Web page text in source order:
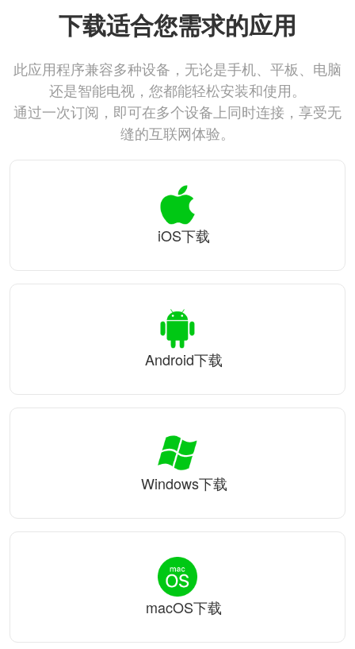
下载适合您需求的应用
此应用程序兼容多种设备，无论是手机、平板、电脑
还是智能电视，您都能轻松安装和使用。
通过一次订阅，即可在多个设备上同时连接，享受无
缝的互联网体验。
iOS下载
Android下载
Windows下载
macOS下载